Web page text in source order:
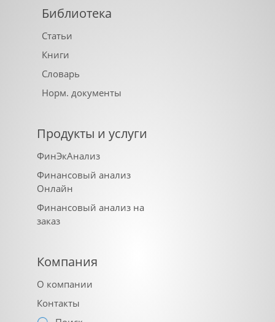
Библиотека
Статьи
Книги
Словарь
Норм. документы
Продукты и услуги
ФинЭкАнализ
Финансовый анализ
Онлайн
Финансовый анализ на
заказ
Компания
О компании
Контакты